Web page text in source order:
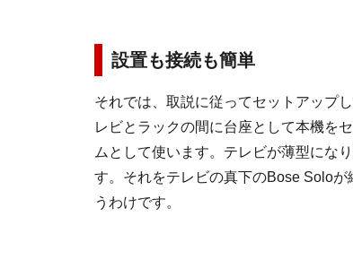
設置も接続も簡単
それでは、取説に従ってセットアップ
レビとラックの間に台座として本機を
ムとして使います。テレビが薄型にな
す。それをテレビの真下のBose Solo
うわけです。